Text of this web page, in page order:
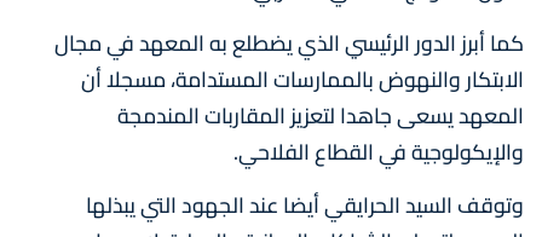
كما أبرز الدور الرئيسي الذي يضطلع به المعهد في مجال
الابتكار والنهوض بالممارسات المستدامة، مسجلا أن
المعهد يسعى جاهدا لتعزيز المقاربات المندمجة
والإيكولوجية في القطاع الفلاحي.
وتوقف السيد الحرايقي أيضا عند الجهود التي يبذلها